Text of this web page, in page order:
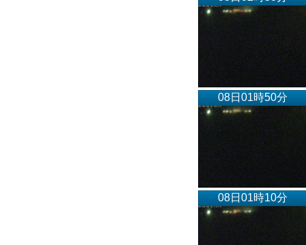
08日01時50分
08日01時10分